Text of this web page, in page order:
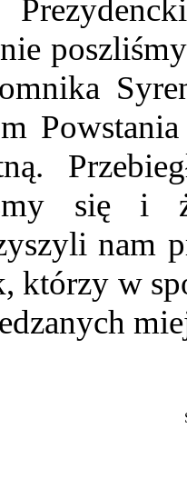
się i
nam
którzy w